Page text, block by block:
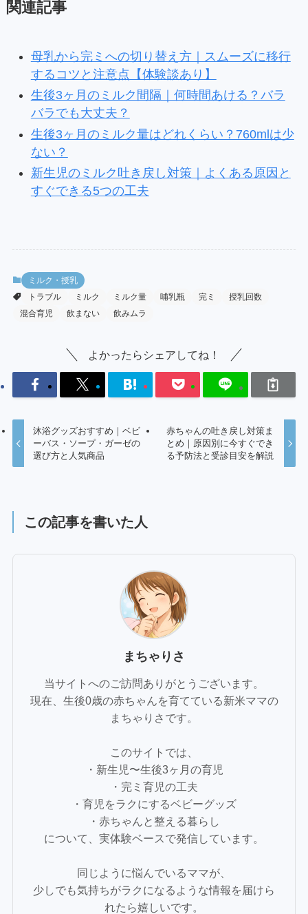
関連記事
母乳から完ミへの切り替え方｜スムーズに移行
するコツと注意点【体験談あり】
生後3ヶ月のミルク間隔｜何時間あける？バラ
バラでも大丈夫？
生後3ヶ月のミルク量はどれくらい？760mlは少
ない？
新生児のミルク吐き戻し対策｜よくある原因と
すぐできる5つの工夫
ミルク・授乳
トラブル
ミルク ミルク量 哺乳瓶 完ミ
授乳回数
混合育児
飲まない 飲みムラ
よかったらシェアしてね！
沐浴グッズおすすめ｜ベビ
ーバス・ソープ・ガーゼの
選び方と人気商品
赤ちゃんの吐き戻し対策ま
とめ｜原因別に今すぐでき
る予防法と受診目安を解説
この記事を書いた人
まちゃりさ
当サイトへのご訪問ありがとうございます。
現在、生後0歳の赤ちゃんを育てている新米ママの
まちゃりさです。
このサイトでは、
・新生児〜生後3ヶ月の育児
・完ミ育児の工夫
・育児をラクにするベビーグッズ
・赤ちゃんと整える暮らし
について、実体験ベースで発信しています。
同じように悩んでいるママが、
少しでも気持ちがラクになるような情報を届けら
れたら嬉しいです。